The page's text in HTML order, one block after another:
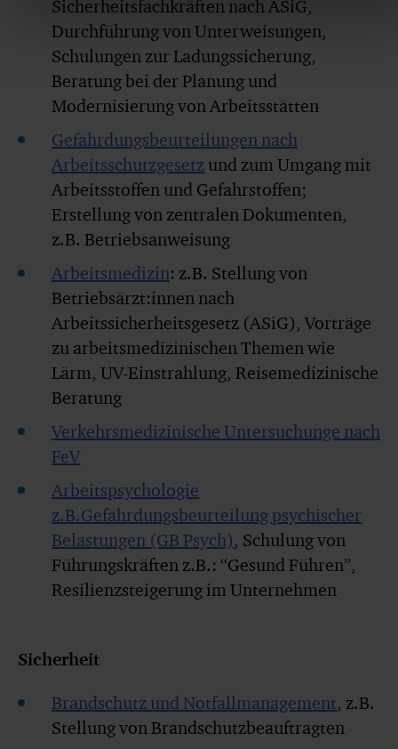
Sicherheitsfachkräften nach ASiG,
Durchführung von Unterweisungen,
Schulungen zur Ladungssicherung,
Beratung bei der Planung und
Modernisierung von Arbeitsstätten
Gefährdungsbeurteilungen nach
Arbeitsschutzgesetz und zum Umgang mit
Arbeitsstoffen und Gefahrstoffen;
Erstellung von zentralen Dokumenten,
z.B. Betriebsanweisung
Arbeitsmedizin: z.B. Stellung von
Betriebsärzt:innen nach
Arbeitssicherheitsgesetz (ASiG), Vorträge
zu arbeitsmedizinischen Themen wie
Lärm, UV-Einstrahlung, Reisemedizinische
Beratung
Verkehrsmedizinische Untersuchunge nach
FeV
Arbeitspsychologie
z.B.Gefährdungsbeurteilung psychischer
Belastungen (GB Psych), Schulung von
Führungskräften z.B.: “Gesund Führen”,
Resilienzsteigerung im Unternehmen
Sicherheit
Brandschutz und Notfallmanagement, z.B.
Stellung von Brandschutzbeauftragten